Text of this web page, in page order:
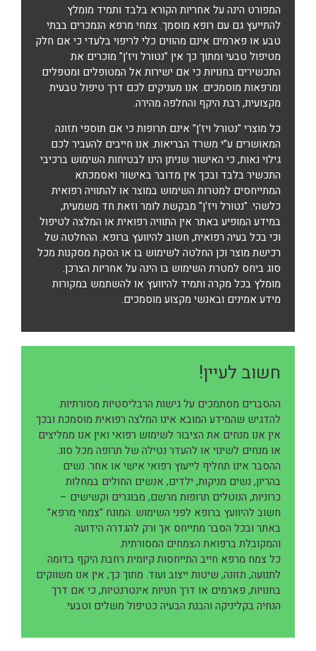
המפורט הינה על אחריות הקורא בלבד ותמיד מומלץ
להתייעץ גם עם רופא מוסמך. צמחי מרפא הנמכרים בבתי
טבע או פארמים אינם מהווים כלי לריפוי בלעדי כי אם חלק
מטיפול טבעי ומתוך כך אין "נטורל ויז'ן" מוכרים את
התכשירים בחנויות כי אם ישירות אל המטופלים ומטפלים
ומרפאות מוסמכים. אנו מעניקים לכם דרך טיפול טבעית
מקצועית, רבת היקף והחלפה מהירה.
כל מוצרי "נטורל ויז'ן" אינם תרופות כי אם תוספי תזונה
המאושרים ע”י משרד הבריאות. אנו חייבים להעביר לכם
גילוי נאות, כי האישור שניתן הינו לבטיחות השימוש ברכיבי
התכשיר בלבד ובכך אין מדובר באישור ואסמכתא
המתייחסים למטרות השימוש במוצר או להתוויה רפואית
כלשהי. "נטורל ויז'ן" מבקשת לומר וזאת חד משמעית,
במידע המופיע באתר אין התוויה רפואית או המלצה לטיפול
וכי בכל בעיה רפואית, חשוב להיוועץ ברופא. ההחלטה של
רכישת מוצר וכן החלטה לשימוש בו או הסקת מסקנות מכל
סוג ביחס למטרת השימוש בו הינה על אחריות הצרכן.
מומלץ בכל מקרה ותמיד להיוועץ או להשתמש במקורות
מידע אמינים ובאנשי מקצוע מוסמכים.
חשוב לעיין!
ההסברים מסתמכים על גישות הרבליסטיות מסורתיות.
להדגיש שהמידע המובא אינו המלצה רפואית מוסמכת ובכך
אין אנו מנחים את הציבור לשימוש רפואי ואין אנו ממליצים
או מנחים לשינוי או להעדר נטילה של תרופה מכל סוג.
ההסבר אינו תחליף לייעוץ רפואי אישי או אחר. נשים
בהריון, נשים מניקות, ילדים, אנשים החולים במחלות
כרוניות, הנוטלים תרופות מרשם, מבוגרים וקשישים –
חשוב להיוועץ ברופא לפני השימוש. המונח “צמחי מרפא”
באתר ובכל הסבר מתייחס אך ורק להגדרה הידועה
והמקובלת ברפואת הצמחים המסורתית.
כל צמח מרפא חייב התייחסות קיומית רחבת היקף בדומה
לתנועה, תזונה, שיטות ייצוב ועוד. מתוך כך, אין אנו משווקים
בחנויות, פארמים או דרך חנויות אינטרנטיות, כי אם דרך
הנחיה בקליניקה והבנת הבעיה כטיפול משלים וטבעי.